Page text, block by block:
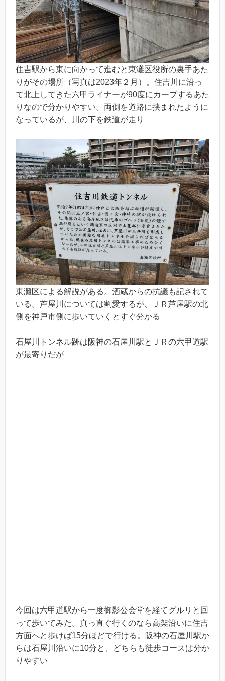
住吉駅から東に向かって進むと東灘区役所の裏手あた
りがその場所（写真は2023年２月）。住吉川に沿っ
て北上してきた六甲ライナーが90度にカーブするあた
りなので分かりやすい。両側を道路に挟まれたように
なっているが、川の下を鉄道が走り
東灘区による解説がある。酒蔵からの抗議も記されて
いる。芦屋川については割愛するが、ＪＲ芦屋駅の北
側を神戸市側に歩いていくとすぐ分かる
石屋川トンネル跡は阪神の石屋川駅とＪＲの六甲道駅
が最寄りだが
今回は六甲道駅から一度御影公会堂を経てグルリと回
って歩いてみた。真っ直ぐ行くのなら高架沿いに住吉
方面へと歩けば15分ほどで行ける。阪神の石屋川駅か
らは石屋川沿いに10分と、どちらも徒歩コースは分か
りやすい